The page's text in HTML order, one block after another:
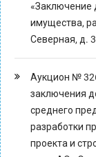
«Заключение
имущества,
Северная, д.
Аукцион №
заключения
среднего
разработки
проекта и